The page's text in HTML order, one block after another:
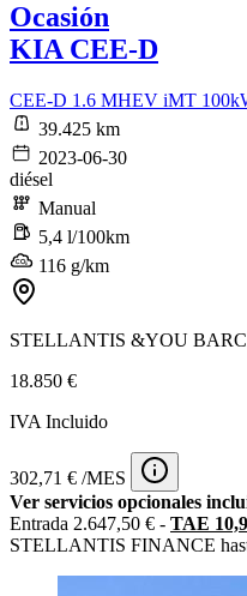
Ocasión
KIA CEE-D
CEE-D 1.6 MHEV iMT
39.425 km
2023-06-30
diésel
Manual
5,4 l/100km
116 g/km
STELLANTIS &YOU
18.850 €
IVA Incluido
302,71 € /MES
Ver servicios opcionales
Entrada 2.647,50 € - TAE
STELLANTIS FINANCE